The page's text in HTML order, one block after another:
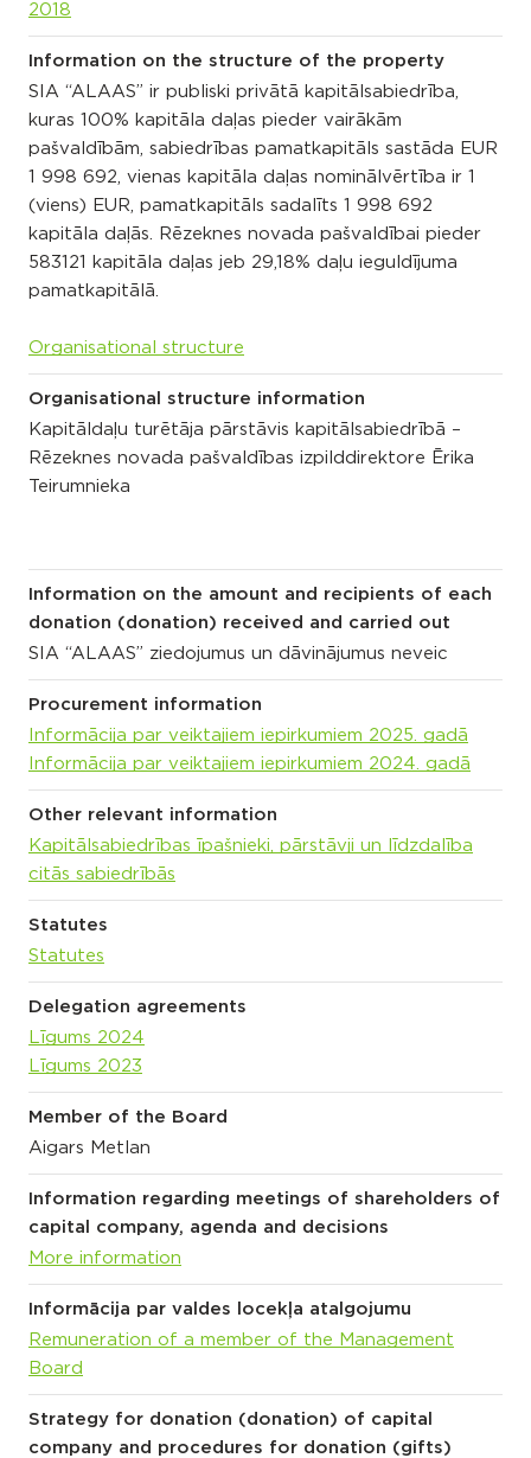
2018
Information on the structure of the property
SIA “ALAAS” ir publiski privātā kapitālsabiedrība,
kuras 100% kapitāla daļas pieder vairākām
pašvaldībām, sabiedrības pamatkapitāls sastāda EUR
1 998 692, vienas kapitāla daļas nominālvērtība ir 1
(viens) EUR, pamatkapitāls sadalīts 1 998 692
kapitāla daļās. Rēzeknes novada pašvaldībai pieder
583121 kapitāla daļas jeb 29,18% daļu ieguldījuma
pamatkapitālā.
Organisational structure
Organisational structure information
Kapitāldaļu turētāja pārstāvis kapitālsabiedrībā –
Rēzeknes novada pašvaldības izpilddirektore Ērika
Teirumnieka
Information on the amount and recipients of each
donation (donation) received and carried out
SIA “ALAAS” ziedojumus un dāvinājumus neveic
Procurement information
Informācija par veiktajiem iepirkumiem 2025. gadā
Informācija par veiktajiem iepirkumiem 2024. gadā
Other relevant information
Kapitālsabiedrības īpašnieki, pārstāvji un līdzdalība
citās sabiedrībās
Statutes
Statutes
Delegation agreements
Līgums 2024
Līgums 2023
Member of the Board
Aigars Metlan
Information regarding meetings of shareholders of
capital company, agenda and decisions
More information
Informācija par valdes locekļa atalgojumu
Remuneration of a member of the Management
Board
Strategy for donation (donation) of capital
company and procedures for donation (gifts)